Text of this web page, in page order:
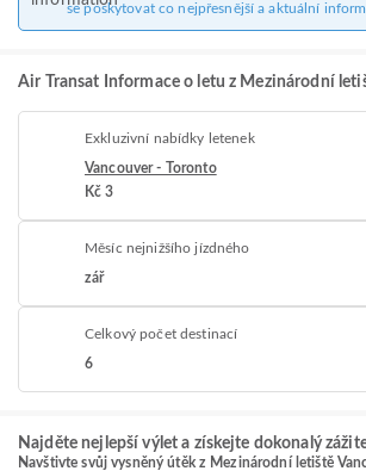
se poskytovat co nejpřesnější a aktuální
Air Transat Informace o letu z Mezinárodní
Exkluzivní nabídky letenek
Vancouver - Toronto
Kč 3
Měsíc nejnižšího jízdného
zář
Celkový počet destinací
6
Najděte nejlepší výlet a získejte dokonalý
Navštivte svůj vysněný útěk z Mezinárodní letiště